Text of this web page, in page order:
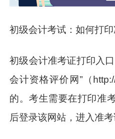
初级会计考试：如何打
初级会计准考证打印入
会计资格评价网”（
的。考生需要在打印准
后登录该网站，进入准考